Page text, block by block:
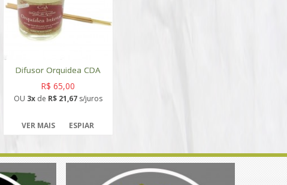
Difusor Orquidea CDA
R$ 65,00
OU 3xde R$ 21,67s/juros
VER MAIS ESPIAR